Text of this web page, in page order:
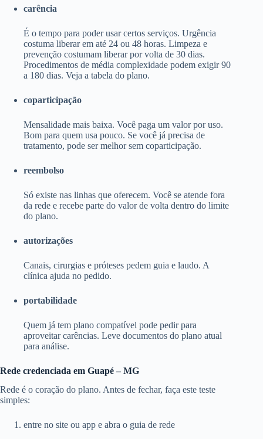
carência
É o tempo para poder usar certos serviços. Urgência
costuma liberar em até 24 ou 48 horas. Limpeza e
prevenção costumam liberar por volta de 30 dias.
Procedimentos de média complexidade podem exigir 90
a 180 dias. Veja a tabela do plano.
coparticipação
Mensalidade mais baixa. Você paga um valor por uso.
Bom para quem usa pouco. Se você já precisa de
tratamento, pode ser melhor sem coparticipação.
reembolso
Só existe nas linhas que oferecem. Você se atende fora
da rede e recebe parte do valor de volta dentro do limite
do plano.
autorizações
Canais, cirurgias e próteses pedem guia e laudo. A
clínica ajuda no pedido.
portabilidade
Quem já tem plano compatível pode pedir para
aproveitar carências. Leve documentos do plano atual
para análise.
Rede credenciada em Guapé – MG
Rede é o coração do plano. Antes de fechar, faça este teste
simples:
entre no site ou app e abra o guia de rede